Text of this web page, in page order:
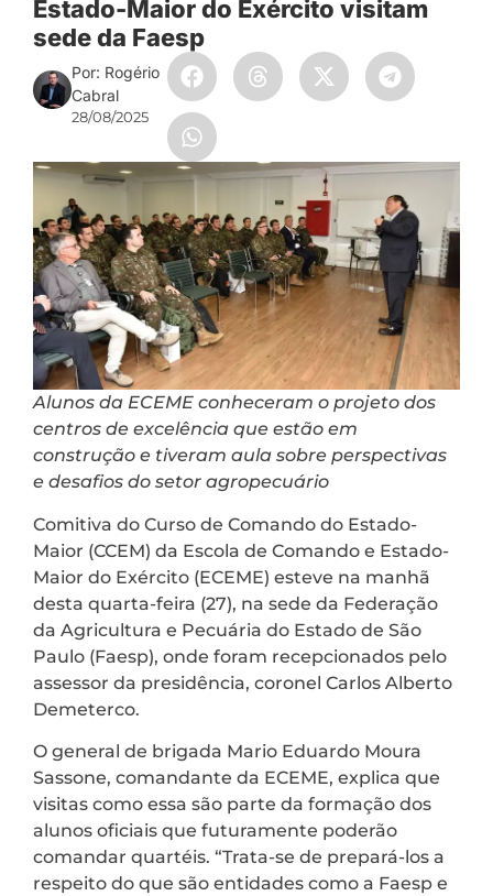
Estado-Maior do Exército visitam
sede da Faesp
Por: Rogério
Cabral
28/08/2025
Alunos da ECEME conheceram o projeto dos
centros de excelência que estão em
construção e tiveram aula sobre perspectivas
e desafios do setor agropecuário
Comitiva do Curso de Comando do Estado-
Maior (CCEM) da Escola de Comando e Estado-
Maior do Exército (ECEME) esteve na manhã
desta quarta-feira (27), na sede da Federação
da Agricultura e Pecuária do Estado de São
Paulo (Faesp), onde foram recepcionados pelo
assessor da presidência, coronel Carlos Alberto
Demeterco.
O general de brigada Mario Eduardo Moura
Sassone, comandante da ECEME, explica que
visitas como essa são parte da formação dos
alunos oficiais que futuramente poderão
comandar quartéis. “Trata-se de prepará-los a
respeito do que são entidades como a Faesp e